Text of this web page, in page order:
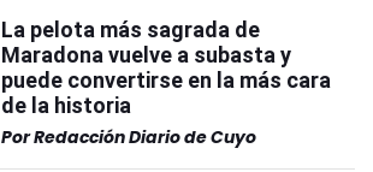
La pelota más sagrada de
Maradona vuelve a subasta y
puede convertirse en la más cara
de la historia
PorRedacción Diario de Cuyo